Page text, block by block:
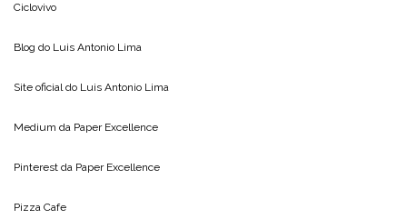
Ciclovivo
Blog do Luis Antonio Lima
Site oficial do Luis Antonio Lima
Medium da Paper Excellence
Pinterest da Paper Excellence
Pizza Cafe